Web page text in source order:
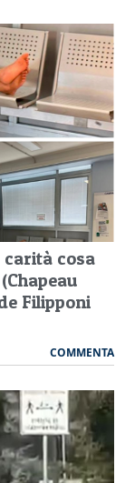
cosa
Filipponi
COMMENTA